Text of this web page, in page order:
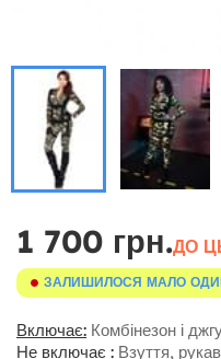
1 700 грн.ДО
ЗАЛИШИЛОСЯ МАЛО
Включає: Комбінезон і
Не включає : Взуття,